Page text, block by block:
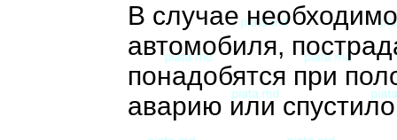
В случае
автомобиля,
понадобятся при
аварию или